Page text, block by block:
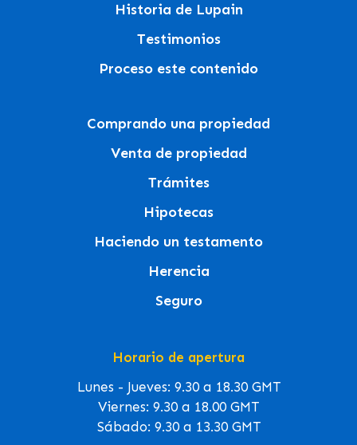
Historia de Lupain
Testimonios
Proceso este contenido
Comprando una propiedad
Venta de propiedad
Trámites
Hipotecas
Haciendo un testamento
Herencia
Seguro
Horario de apertura
Lunes - Jueves: 9.30 a 18.30 GMT
Viernes: 9.30 a 18.00 GMT
Sábado: 9.30 a 13.30 GMT